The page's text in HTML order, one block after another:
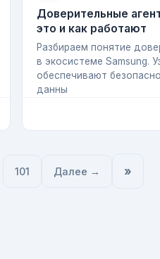
Доверительные
это и как работают
Разбираем понятие
в экосистеме Samsung.
обеспечивают
данны
101 Далее → »